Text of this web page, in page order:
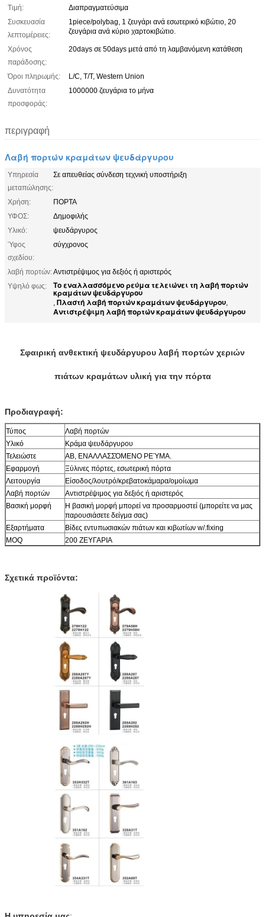
Τιμή:
Διαπραγματεύσιμα
Συσκευασία
λεπτομέρειες:
1piece/polybag, 1 ζευγάρι ανά εσωτερικό κιβώτιο, 20
ζευγάρια ανά κύριο χαρτοκιβώτιο.
Χρόνος
παράδοσης:
20days σε 50days μετά από τη λαμβανόμενη κατάθεση
Όροι πληρωμής:
L/C, T/T, Western Union
Δυνατότητα
προσφοράς:
1000000 ζευγάρια το μήνα
περιγραφή
Λαβή πορτών κραμάτων ψευδάργυρου
Υπηρεσία
μεταπώλησης:
Σε απευθείας σύνδεση τεχνική υποστήριξη
Χρήση:
ΠΟΡΤΑ
ΥΦΟΣ:
Δημοφιλής
Υλικό:
ψευδάργυρος
Ύφος
σχεδίου:
σύγχρονος
λαβή πορτών:Αντιστρέψιμος για δεξιός ή αριστερός
Υψηλό φως:
Το εναλλασσόμενο ρεύμα τελειώνει τη λαβή πορτών
κραμάτων ψευδάργυρου
, Πλαστή λαβή πορτών κραμάτων ψευδάργυρου,
Αντιστρέψιμη λαβή πορτών κραμάτων ψευδάργυρου
Σφαιρική ανθεκτική ψευδάργυρου λαβή πορτών χεριών
πιάτων κραμάτων υλική για την πόρτα
Προδιαγραφή:
Τύπος
Λαβή πορτών
Υλικό
Κράμα ψευδάργυρου
Τελειώστε
ΑΒ, ΕΝΑΛΛΑΣΣΌΜΕΝΟ ΡΕΎΜΑ.
Εφαρμογή
Ξύλινες πόρτες, εσωτερική πόρτα
Λειτουργία
Είσοδος/λουτρό/κρεβατοκάμαρα/ομοίωμα
Λαβή πορτών
Αντιστρέψιμος για δεξιός ή αριστερός
Βασική μορφή
Η βασική μορφή μπορεί να προσαρμοστεί (μπορείτε να μας
παρουσιάσετε δείγμα σας)
Εξαρτήματα
Βίδες εντυπωσιακών πιάτων και κιβωτίων w/.fixing
MOQ
200 ΖΕΥΓΑΡΙΑ
Σχετικά προϊόντα: